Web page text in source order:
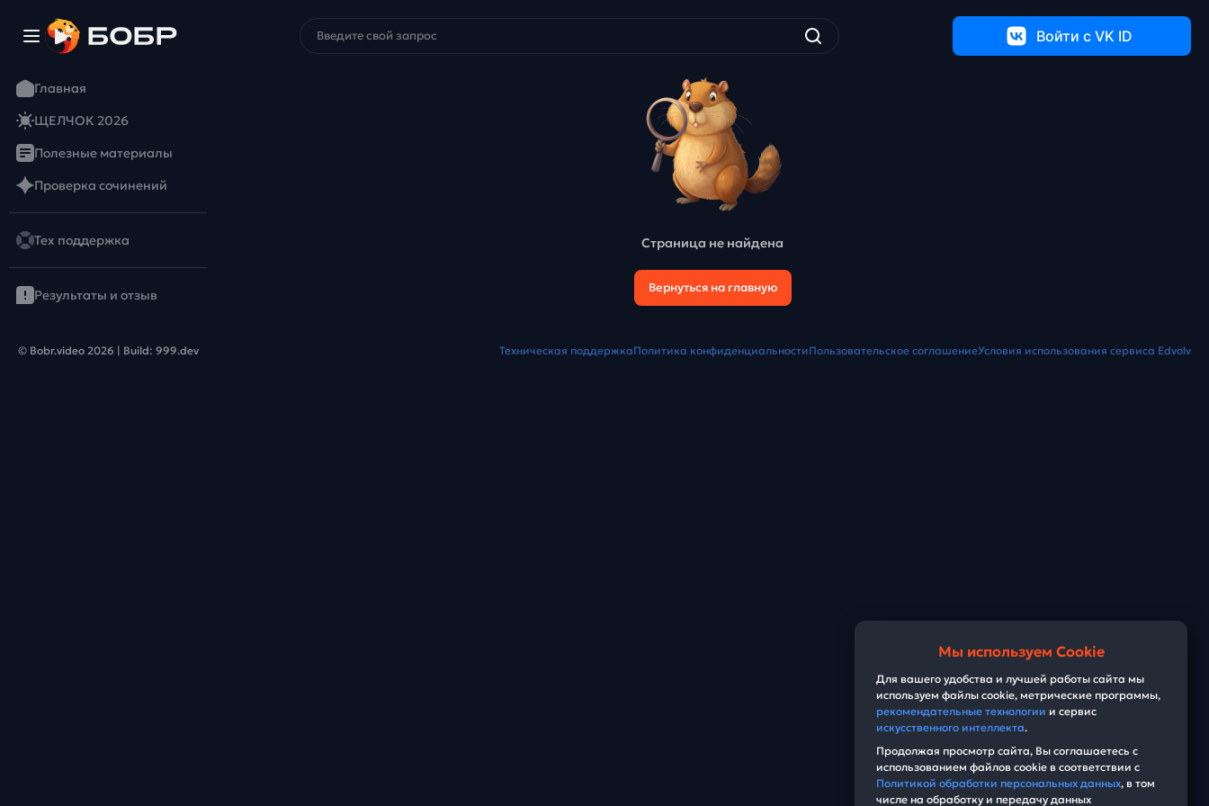
Войти c VK ID
Главная
ЩЕЛЧОК 2026
Полезные материалы
Проверка сочинений
Тех поддержка
Результаты и отзыв
Страница не найдена
Вернуться на главную
© Bobr.video 2026 | Build: 999.dev Техническая поддержкаПолитика конфиденциальностиПользовательское соглашениеУсловия использования сервиса Edvolv
Мы используем Cookie
Для вашего удобства и лучшей работы сайта мы
используем файлы cookie, метрические программы,
рекомендательные технологии и сервис
искусственного интеллекта.
Продолжая просмотр сайта, Вы соглашаетесь с
использованием файлов cookie в соответствии с
Политикой обработки персональных данных, в том
числе на обработку и передачу данных